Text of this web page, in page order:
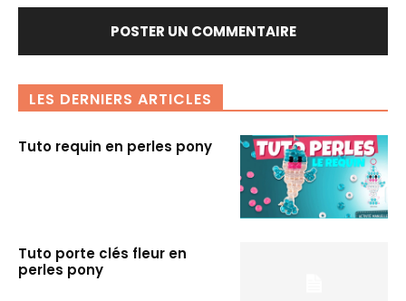
LES DERNIERS ARTICLES
Tuto requin en perles pony
Tuto porte clés fleur en
perles pony